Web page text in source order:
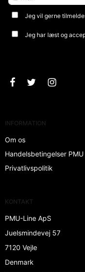
Jeg vil gerne
Jeg har læst og
INFORMATION
Om os
Handelsbetingelser PMU
Privatlivspolitik
KONTAKT
PMU-Line ApS
Juelsmindevej 57
7120 Vejle
Denmark